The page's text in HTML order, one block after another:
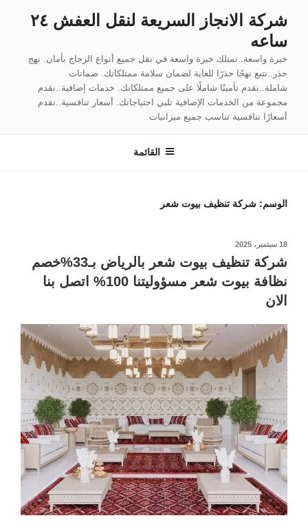
المحتوى
شركة الانجاز السريعة لنقل العفش ٢٤
ساعه
خبرة واسعة..نمتلك خبرة واسعة في نقل جميع أنواع الزجاج بأمان. نهج
حذر..نتبع نهجًا حذرًا للغاية لضمان سلامة ممتلكاتك. ضمانات
شاملة..نقدم تأمينًا شاملًا على جميع ممتلكاتك. خدمات إضافية..نقدم
مجموعة من الخدمات الإضافية تلبي احتياجاتك. أسعار تنافسية..نقدم
أسعارًا تنافسية تناسب جميع ميزانيات
القائمة
الوسم: شركة تنظيف بيوت شعر
نُشر
18 سبتمبر، 2025
شركة تنظيف بيوت شعر بالرياض بـ33%خصم
نظافة بيوت شعر مسؤوليتنا 100% اتصل بنا
الان